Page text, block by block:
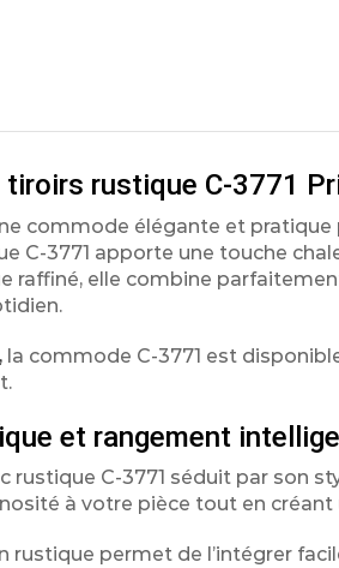
tiroirs rustique C-3771
commode élégante et
C-3771 apporte une touche
raffiné, elle combine
la commode C-3771 est
et rangement
rustique C-3771 séduit par son
à votre pièce tout en
rustique permet de l’intégrer